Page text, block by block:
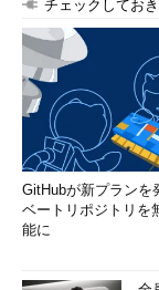
リモートのコンピュー
シャットダウンを行う
ある［起動/回復］の［
る。
（1）
チェックしてお
GitHubが新プランを
ベートリポジトリを
能に